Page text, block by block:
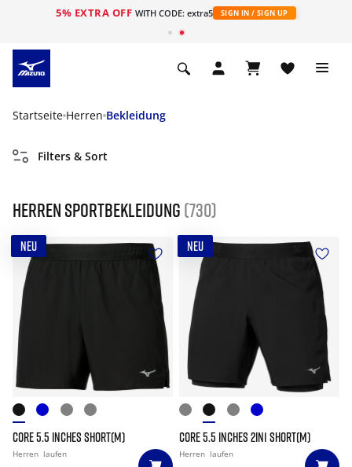
5% EXTRA OFF WITH CODE: extra5 SIGN IN / SIGN UP
Startseite Herren Bekleidung
Filters & Sort
Herren Sportbekleidung (730)
NEU
CORE 5.5 INCHES SHORT(M)
Herren laufen
NEU
CORE 5.5 INCHES 2IN1 SHORT(M)
Herren laufen